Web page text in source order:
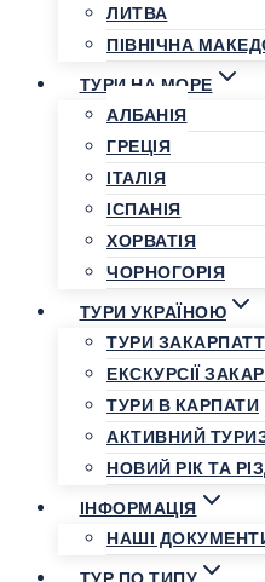
ЛИТВА
ПІВНІЧНА
ТУРИ НА МОРЕ
АЛБАНІЯ
ГРЕЦІЯ
ІТАЛІЯ
ІСПАНІЯ
ХОРВАТІЯ
ЧОРНОГОРІЯ
ТУРИ УКРАЇНОЮ
ТУРИ
ЕКСКУРСІЇ
ТУРИ В КАРПАТИ
АКТИВНИЙ
НОВИЙ РІК ТА
ІНФОРМАЦІЯ
НАШІ